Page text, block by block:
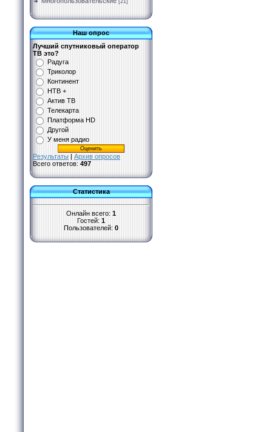
[21]
Наш опрос
Лучший спутниковый оператор
ТВ это?
Радуга
Триколор
Континент
НТВ +
Актив ТВ
Телекарта
Платформа HD
Другой
У меня радио
Результаты | Архив опросов
Всего ответов: 497
Статистика
Онлайн всего: 1
Гостей: 1
Пользователей: 0